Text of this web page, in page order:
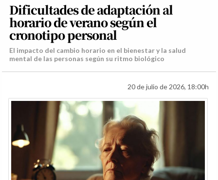
Dificultades de adaptación al
horario de verano según el
cronotipo personal
El impacto del cambio horario en el bienestar y la salud
mental de las personas según su ritmo biológico
20 de julio de 2026, 18:00h